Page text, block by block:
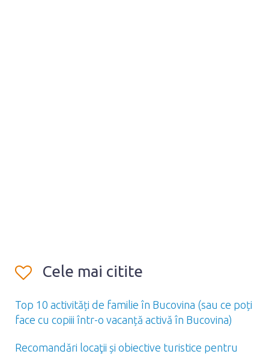
Cele mai citite
Top 10 activități de familie în Bucovina (sau ce poți
face cu copiii într-o vacanță activă în Bucovina)
Recomandări locaţii și obiective turistice pentru